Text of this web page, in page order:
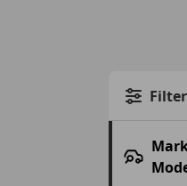
Filter